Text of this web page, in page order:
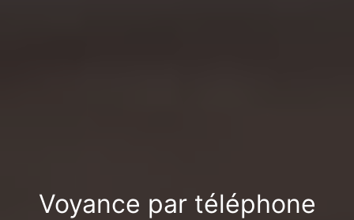
Voyance par téléphone